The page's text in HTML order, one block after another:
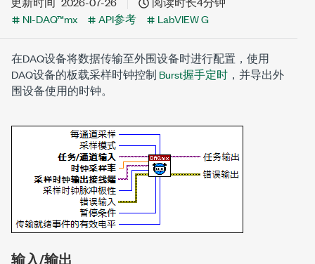
NI-DAQ™mx
API参考 LabVIEW G
在DAQ设备将数据传输至外围设备时进行配置，使用
DAQ设备的板载采样时钟控制 Burst握手定时 ，并导出外
围设备使用的时钟。
输入/输出